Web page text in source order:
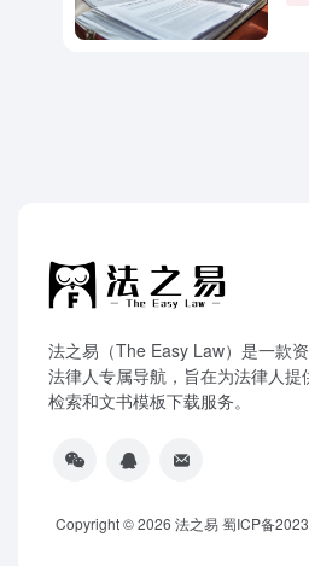
法之易（The Easy Law）是一款
法律人专属导航，旨在为法律人
检索和文书模板下载服务。
Copyright © 2026 法之易蜀ICP备